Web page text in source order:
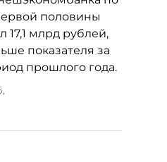
половины
17,1 млрд рублей,
показателя за
прошлого года.
,